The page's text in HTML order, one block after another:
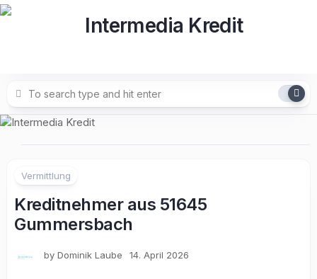
Skip
Vermittlung
Kreditnehmer aus 51645
Gummersbach
by Dominik Laube 14. April 2026